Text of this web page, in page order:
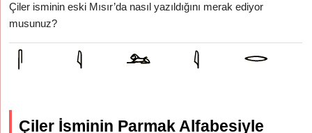
Çiler isminin eski Mısır’da nasıl yazıldığını merak ediyor
musunuz?
Çiler İsminin Parmak Alfabesiyle